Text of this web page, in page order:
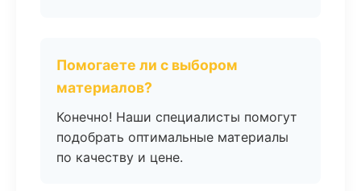
Помогаете ли с выбором
материалов?
Конечно! Наши специалисты помогут
подобрать оптимальные материалы
по качеству и цене.